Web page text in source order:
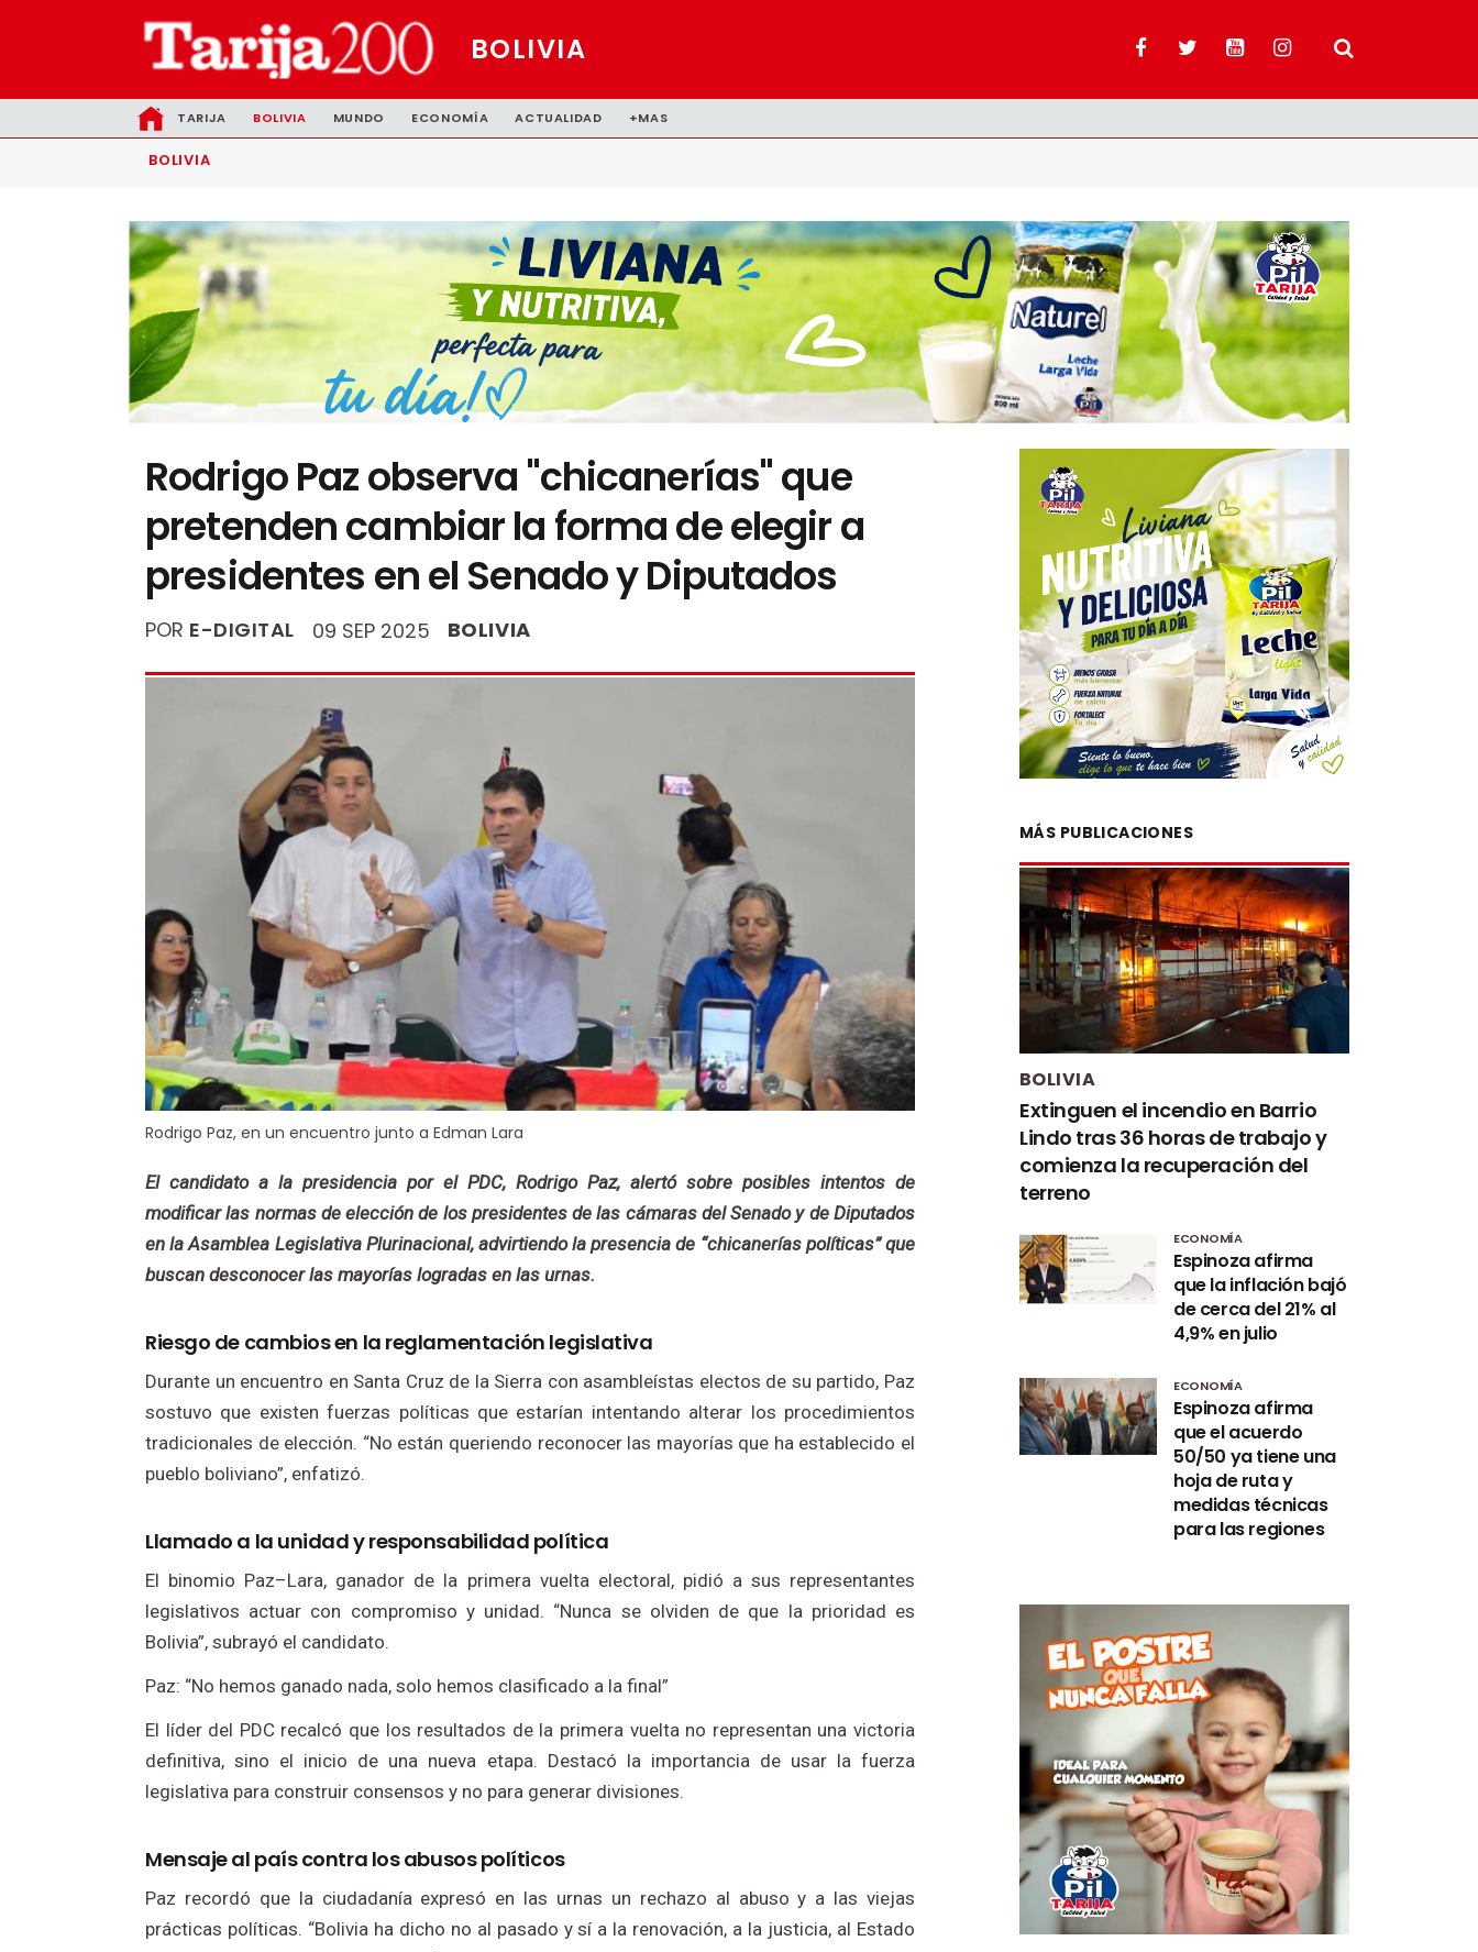
BOLIVIA
TARIJA BOLIVIA MUNDO ECONOMÍA ACTUALIDAD +MAS
BOLIVIA
Rodrigo Paz observa "chicanerías" que
pretenden cambiar la forma de elegir a
presidentes en el Senado y Diputados
POR E-DIGITAL 09 SEP 2025 BOLIVIA
Rodrigo Paz, en un encuentro junto a Edman Lara
El candidato a la presidencia por el PDC, Rodrigo Paz, alertó sobre posibles intentos de
modificar las normas de elección de los presidentes de las cámaras del Senado y de Diputados
en la Asamblea Legislativa Plurinacional, advirtiendo la presencia de “chicanerías políticas” que
buscan desconocer las mayorías logradas en las urnas.
Riesgo de cambios en la reglamentación legislativa
Durante un encuentro en Santa Cruz de la Sierra con asambleístas electos de su partido, Paz
sostuvo que existen fuerzas políticas que estarían intentando alterar los procedimientos
tradicionales de elección. “No están queriendo reconocer las mayorías que ha establecido el
pueblo boliviano”, enfatizó.
Llamado a la unidad y responsabilidad política
El binomio Paz–Lara, ganador de la primera vuelta electoral, pidió a sus representantes
legislativos actuar con compromiso y unidad. “Nunca se olviden de que la prioridad es
Bolivia”, subrayó el candidato.
Paz: “No hemos ganado nada, solo hemos clasificado a la final”
El líder del PDC recalcó que los resultados de la primera vuelta no representan una victoria
definitiva, sino el inicio de una nueva etapa. Destacó la importancia de usar la fuerza
legislativa para construir consensos y no para generar divisiones.
Mensaje al país contra los abusos políticos
Paz recordó que la ciudadanía expresó en las urnas un rechazo al abuso y a las viejas
prácticas políticas. “Bolivia ha dicho no al pasado y sí a la renovación, a la justicia, al Estado
MÁS PUBLICACIONES
BOLIVIA
Extinguen el incendio en Barrio
Lindo tras 36 horas de trabajo y
comienza la recuperación del
terreno
ECONOMÍA
Espinoza afirma
que la inflación bajó
de cerca del 21% al
4,9% en julio
ECONOMÍA
Espinoza afirma
que el acuerdo
50/50 ya tiene una
hoja de ruta y
medidas técnicas
para las regiones